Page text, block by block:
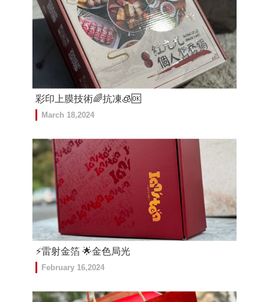
彩印上膜技術🌈抗凍🧊🆗
March 18,2024
⚡️雷射金箔 🌟金色局光
February 16,2024